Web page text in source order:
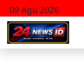
09 Agu 2026